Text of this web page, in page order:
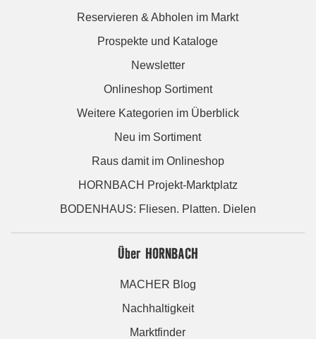
Reservieren & Abholen im Markt
Prospekte und Kataloge
Newsletter
Onlineshop Sortiment
Weitere Kategorien im Überblick
Neu im Sortiment
Raus damit im Onlineshop
HORNBACH Projekt-Marktplatz
BODENHAUS: Fliesen. Platten. Dielen
Über HORNBACH
MACHER Blog
Nachhaltigkeit
Marktfinder